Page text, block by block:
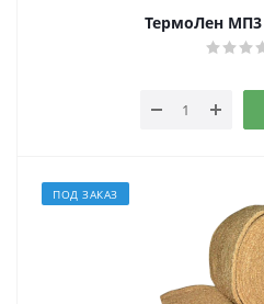
ПОД ЗАКАЗ